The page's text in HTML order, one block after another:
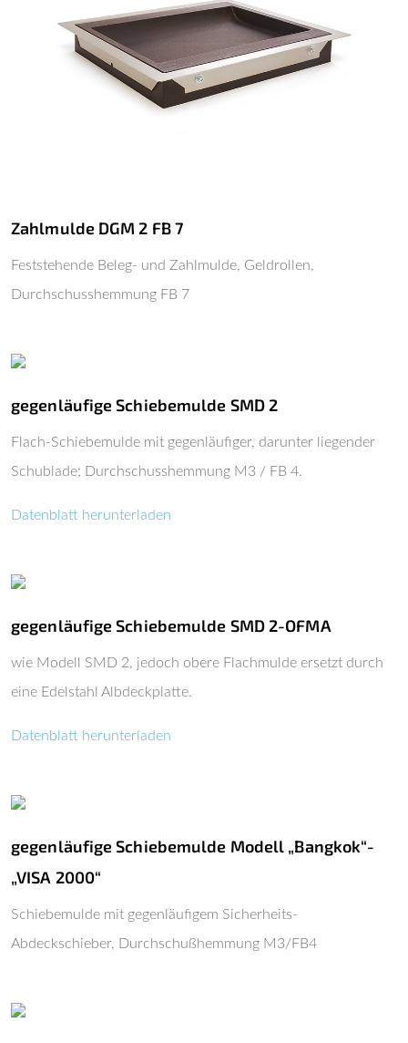
Zahlmulde DGM 2 FB 7
Feststehende Beleg- und Zahlmulde, Geldrollen,
Durchschusshemmung FB 7
gegenläufige Schiebemulde SMD 2
Flach-Schiebemulde mit gegenläufiger, darunter liegender
Schublade; Durchschusshemmung M3 / FB 4.
Datenblatt herunterladen
gegenläufige Schiebemulde SMD 2-OFMA
wie Modell SMD 2, jedoch obere Flachmulde ersetzt durch
eine Edelstahl Albdeckplatte.
Datenblatt herunterladen
gegenläufige Schiebemulde Modell „Bangkok“-
„VISA 2000“
Schiebemulde mit gegenläufigem Sicherheits-
Abdeckschieber, Durchschußhemmung M3/FB4